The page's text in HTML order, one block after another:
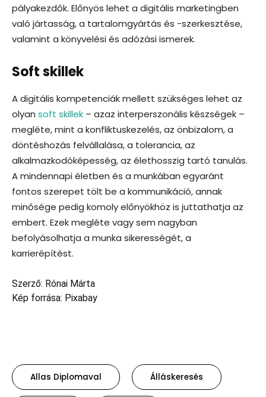
pályakezdők. Előnyös lehet a digitális marketingben
való jártasság, a tartalomgyártás és -szerkesztése,
valamint a könyvelési és adózási ismerek.
Soft skillek
A digitális kompetenciák mellett szükséges lehet az
olyan soft skillek – azaz interperszonális készségek –
megléte, mint a konfliktuskezelés, az önbizalom, a
döntéshozás felvállalása, a tolerancia, az
alkalmazkodóképesség, az élethosszig tartó tanulás.
A mindennapi életben és a munkában egyaránt
fontos szerepet tölt be a kommunikáció, annak
minősége pedig komoly előnyökhöz is juttathatja az
embert. Ezek megléte vagy sem nagyban
befolyásolhatja a munka sikerességét, a
karrierépítést.
Szerző: Rónai Márta
Kép forrása: Pixabay
Allas Diplomaval Álláskeresés